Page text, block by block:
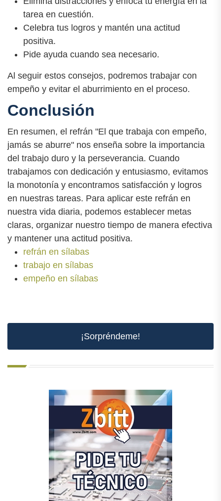
tarea en cuestión.
Celebra tus logros y mantén una actitud
positiva.
Pide ayuda cuando sea necesario.
Al seguir estos consejos, podremos trabajar con
empeño y evitar el aburrimiento en el proceso.
Conclusión
En resumen, el refrán "El que trabaja con empeño,
jamás se aburre" nos enseña sobre la importancia
del trabajo duro y la perseverancia. Cuando
trabajamos con dedicación y entusiasmo, evitamos
la monotonía y encontramos satisfacción y logros
en nuestras tareas. Para aplicar este refrán en
nuestra vida diaria, podemos establecer metas
claras, organizar nuestro tiempo de manera efectiva
y mantener una actitud positiva.
refrán en sílabas
trabajo en sílabas
empeño en sílabas
¡Sorpréndeme!